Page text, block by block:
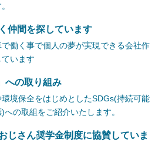
仲間を探しています
働く事で個人の夢が実現できる会社作
ています
への取り組み
境保全をはじめとしたSDGs(持続可能
への取組をご紹介いたします。
じさん奨学金制度に協賛していま